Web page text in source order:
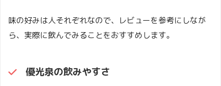
味の好みは人それぞれなので、レビューを参考にしなが
ら、実際に飲んでみることをおすすめします。
優光泉の飲みやすさ